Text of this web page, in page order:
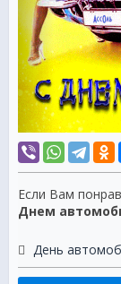
Если Вам
Днем
День